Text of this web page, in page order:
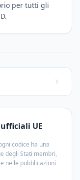
per tutti gli
UE
codice ha una
degli Stati membri,
nelle pubblicazioni